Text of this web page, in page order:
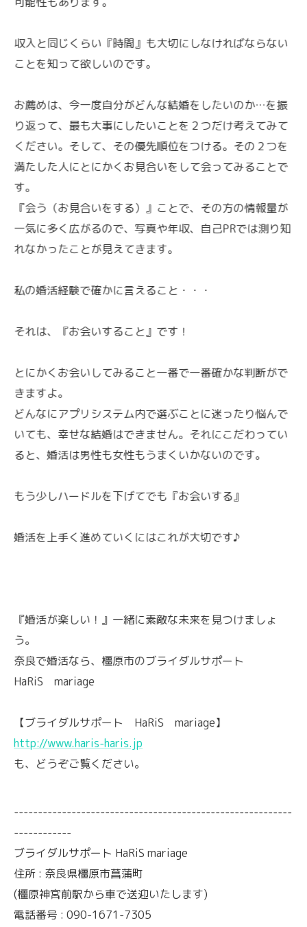
収入と同じくらい『時間』も大切にしなければならない
ことを知って欲しいのです。
お薦めは、今一度自分がどんな結婚をしたいのか…を振
り返って、最も大事にしたいことを２つだけ考えてみて
ください。そして、その優先順位をつける。その２つを
満たした人にとにかくお見合いをして会ってみることで
す。
『会う（お見合いをする）』ことで、その方の情報量が
一気に多く広がるので、写真や年収、自己PRでは測り知
れなかったことが見えてきます。
私の婚活経験で確かに言えること・・・
それは、『お会いすること』です！
とにかくお会いしてみること一番で一番確かな判断がで
きますよ。
どんなにアプリシステム内で選ぶことに迷ったり悩んで
いても、幸せな結婚はできません。それにこだわってい
ると、婚活は男性も女性もうまくいかないのです。
もう少しハードルを下げてでも『お会いする』
婚活を上手く進めていくにはこれが大切です♪
『婚活が楽しい！』一緒に素敵な未来を見つけましょ
う。
奈良で婚活なら、橿原市のブライダルサポート
HaRiS mariage
【ブライダルサポート HaRiS mariage】
http://www.haris-haris.jp
も、どうぞご覧ください。
----------------------------------------------------------
------------
ブライダルサポート HaRiS mariage
住所 : 奈良県橿原市菖蒲町
(橿原神宮前駅から車で送迎いたします)
電話番号 : 090-1671-7305